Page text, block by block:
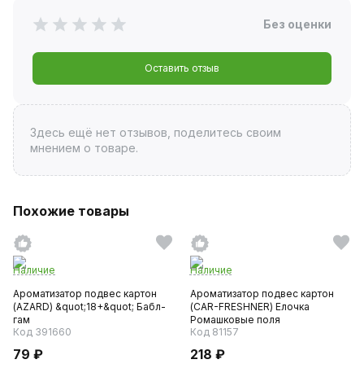
Без оценки
Оставить отзыв
Здесь ещё нет отзывов, поделитесь своим
мнением о товаре.
Похожие товары
Наличие
Ароматизатор подвес картон
(AZARD) &quot;18+&quot; Бабл-
гам
Код 391660
79 ₽
Наличие
Ароматизатор подвес картон
(CAR-FRESHNER) Елочка
Ромашковые поля
Код 81157
218 ₽